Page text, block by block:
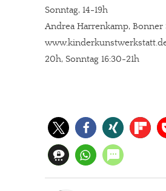
Sonntag, 14-19h
Andrea Harrenkamp, Bonner
20h, Sonntag 16:30-21h